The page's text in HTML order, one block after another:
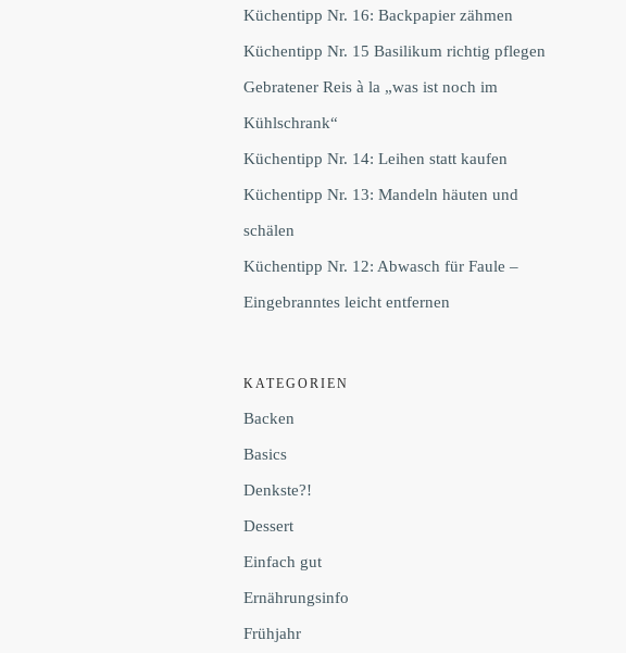
Küchentipp Nr. 16: Backpapier zähmen
Küchentipp Nr. 15 Basilikum richtig pflegen
Gebratener Reis à la „was ist noch im
Kühlschrank“
Küchentipp Nr. 14: Leihen statt kaufen
Küchentipp Nr. 13: Mandeln häuten und
schälen
Küchentipp Nr. 12: Abwasch für Faule –
Eingebranntes leicht entfernen
KATEGORIEN
Backen
Basics
Denkste?!
Dessert
Einfach gut
Ernährungsinfo
Frühjahr